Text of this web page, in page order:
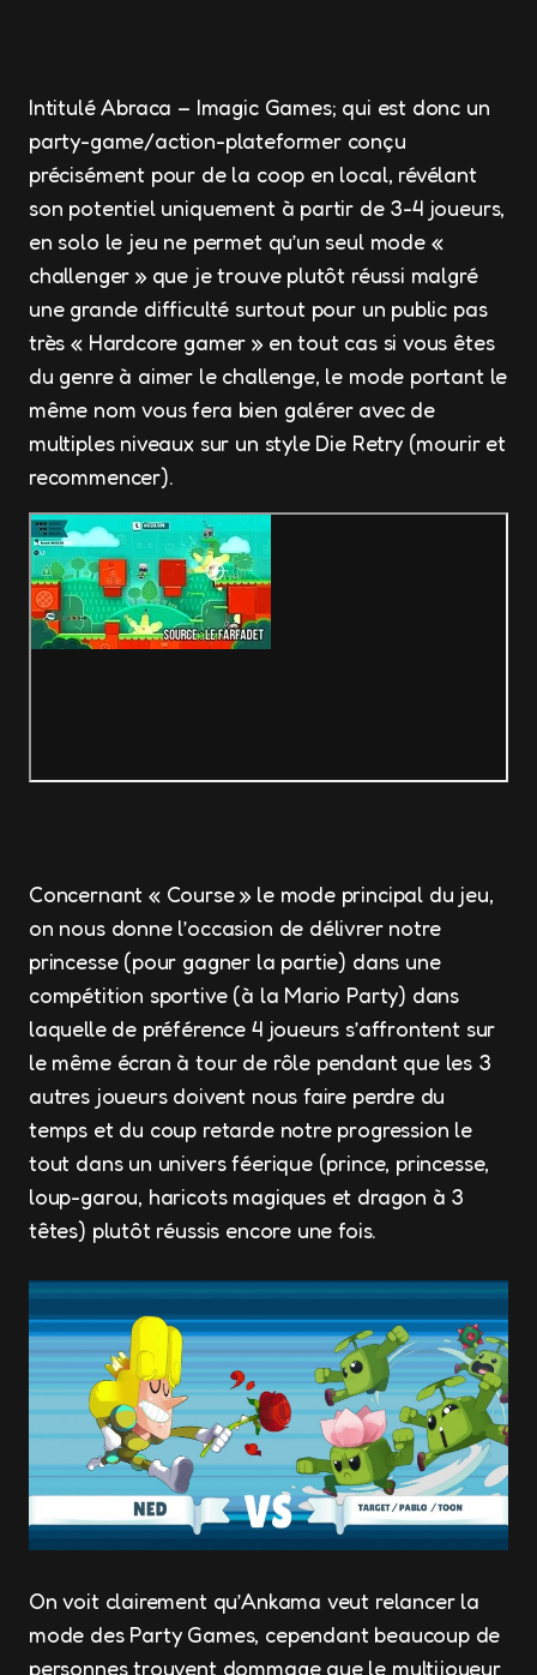
Intitulé Abraca – Imagic Games; qui est donc un
party-game/action-plateformer conçu
précisément pour de la coop en local, révélant
son potentiel uniquement à partir de 3-4 joueurs,
en solo le jeu ne permet qu’un seul mode «
challenger » que je trouve plutôt réussi malgré
une grande difficulté surtout pour un public pas
très « Hardcore gamer » en tout cas si vous êtes
du genre à aimer le challenge, le mode portant le
même nom vous fera bien galérer avec de
multiples niveaux sur un style Die Retry (mourir et
recommencer).
Concernant « Course » le mode principal du jeu,
on nous donne l’occasion de délivrer notre
princesse (pour gagner la partie) dans une
compétition sportive (à la Mario Party) dans
laquelle de préférence 4 joueurs s’affrontent sur
le même écran à tour de rôle pendant que les 3
autres joueurs doivent nous faire perdre du
temps et du coup retarde notre progression le
tout dans un univers féerique (prince, princesse,
loup-garou, haricots magiques et dragon à 3
têtes) plutôt réussis encore une fois.
On voit clairement qu’Ankama veut relancer la
mode des Party Games, cependant beaucoup de
personnes trouvent dommage que le multijoueur